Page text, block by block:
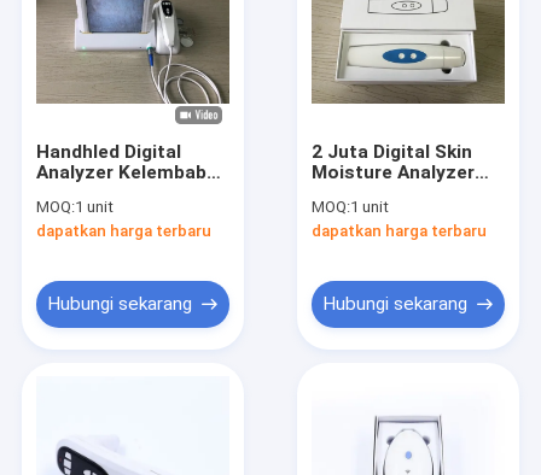
Handhled Digital
Analyzer Kelembaban
Dengan Analisis
Perangkat Lunak
MOQ:1 unit
dapatkan harga terbaru
Hubungi sekarang
2 Juta Digital Skin
Moisture Analyzer
Pigmen Air Minyak
Fleksibel
MOQ:1 unit
dapatkan harga terbaru
Hubungi sekarang